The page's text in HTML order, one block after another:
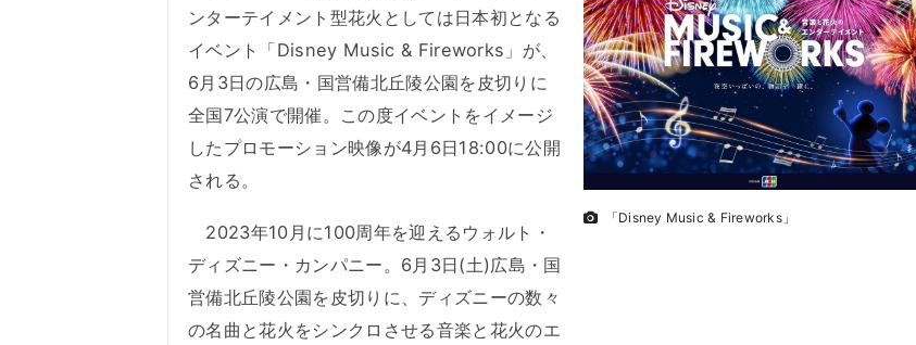
「Disney Music & Fireworks」
ンターテイメント型花火としては日本初となる
イベント「Disney Music & Fireworks」が、
6月3日の広島・国営備北丘陵公園を皮切りに
全国7公演で開催。この度イベントをイメージ
したプロモーション映像が4月6日18:00に公開
される。
2023年10月に100周年を迎えるウォルト・
ディズニー・カンパニー。6月3日(土)広島・国
営備北丘陵公園を皮切りに、ディズニーの数々
の名曲と花火をシンクロさせる音楽と花火のエ